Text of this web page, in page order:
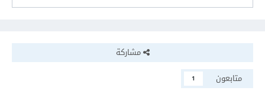
مشاركة
متابعون
1